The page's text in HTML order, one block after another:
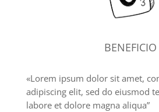
BENEFICIO
«Lorem ipsum dolor sit amet,
adipiscing elit, sed do eiusmod
labore et dolore magna aliqua”